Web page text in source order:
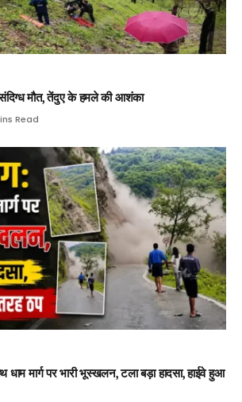
संदिग्ध मौत, तेंदुए के हमले की आशंका
Read
मार्ग पर भारी भूस्खलन, टला बड़ा हादसा, हाईवे हुआ